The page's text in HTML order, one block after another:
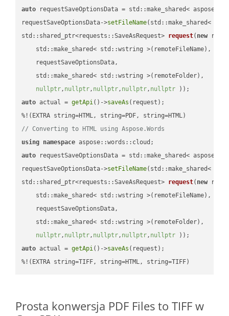
auto requestSaveOptionsData = std::make_shared<
requestSaveOptionsData->setFileName(std::make_shared<
std::shared_ptr<requests::SaveAsRequest> request( new
    std::make_shared< std::wstring >(remoteFileName),
    requestSaveOptionsData,
    std::make_shared< std::wstring >(remoteFolder),
nullptr, nullptr, nullptr, nullptr, nullptr ))
auto actual = getApi()->saveAs (request);
// Converting to HTML using Aspose.Words
using namespace
auto requestSaveOptionsData = std::make_shared<
requestSaveOptionsData->setFileName(std::make_shared<
std::shared_ptr<requests::SaveAsRequest> request( new
    std::make_shared< std::wstring >(remoteFileName),
    requestSaveOptionsData,
    std::make_shared< std::wstring >(remoteFolder),
nullptr, nullptr, nullptr, nullptr, nullptr ))
auto actual = getApi()->saveAs (request);
%!(EXTRA string=TIFF, string=HTML, string=TIFF)
Prosta konwersja PDF Files to TIFF w